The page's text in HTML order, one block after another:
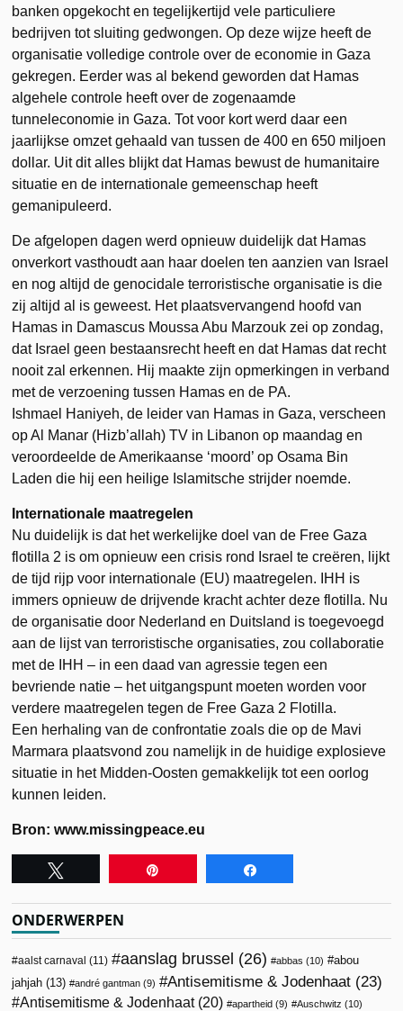
banken opgekocht en tegelijkertijd vele particuliere
bedrijven tot sluiting gedwongen. Op deze wijze heeft de
organisatie volledige controle over de economie in Gaza
gekregen. Eerder was al bekend geworden dat Hamas
algehele controle heeft over de zogenaamde
tunneleconomie in Gaza. Tot voor kort werd daar een
jaarlijkse omzet gehaald van tussen de 400 en 650 miljoen
dollar. Uit dit alles blijkt dat Hamas bewust de humanitaire
situatie en de internationale gemeenschap heeft
gemanipuleerd.
De afgelopen dagen werd opnieuw duidelijk dat Hamas
onverkort vasthoudt aan haar doelen ten aanzien van Israel
en nog altijd de genocidale terroristische organisatie is die
zij altijd al is geweest. Het plaatsvervangend hoofd van
Hamas in Damascus Moussa Abu Marzouk zei op zondag,
dat Israel geen bestaansrecht heeft en dat Hamas dat recht
nooit zal erkennen. Hij maakte zijn opmerkingen in verband
met de verzoening tussen Hamas en de PA.
Ishmael Haniyeh, de leider van Hamas in Gaza, verscheen
op Al Manar (Hizb’allah) TV in Libanon op maandag en
veroordeelde de Amerikaanse ‘moord’ op Osama Bin
Laden die hij een heilige Islamitsche strijder noemde.
Internationale maatregelen
Nu duidelijk is dat het werkelijke doel van de Free Gaza
flotilla 2 is om opnieuw een crisis rond Israel te creëren, lijkt
de tijd rijp voor internationale (EU) maatregelen. IHH is
immers opnieuw de drijvende kracht achter deze flotilla. Nu
de organisatie door Nederland en Duitsland is toegevoegd
aan de lijst van terroristische organisaties, zou collaboratie
met de IHH – in een daad van agressie tegen een
bevriende natie – het uitgangspunt moeten worden voor
verdere maatregelen tegen de Free Gaza 2 Flotilla.
Een herhaling van de confrontatie zoals die op de Mavi
Marmara plaatsvond zou namelijk in de huidige explosieve
situatie in het Midden-Oosten gemakkelijk tot een oorlog
kunnen leiden.
Bron: www.missingpeace.eu
ONDERWERPEN
aalst carnaval (11) aanslag brussel (26) abbas (10)
abou
jahjah (13) andré gantman (9) Antisemitisme & Jodenhaat (23)
Antisemitisme & Jodenhaat(20) apartheid (9) Auschwitz (10)